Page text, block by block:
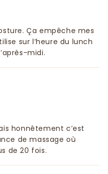
Ça empêche mes
sur l’heure du lunch
midi.
honnêtement c’est
de massage où
de 20 fois.